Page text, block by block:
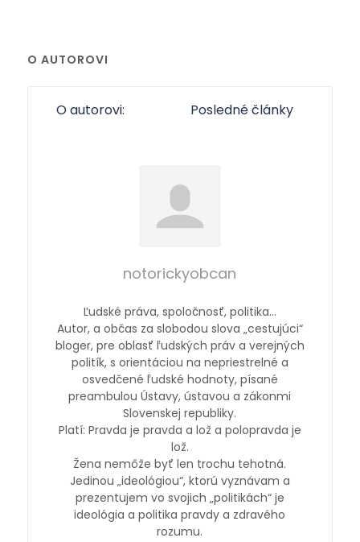
O AUTOROVI
O autorovi: Posledné články
notorickyobcan
Ľudské práva, spoločnosť, politika…
Autor, a občas za slobodou slova „cestujúci“
bloger, pre oblasť ľudských práv a verejných
politík, s orientáciou na nepriestrelné a
osvedčené ľudské hodnoty, písané
preambulou Ústavy, ústavou a zákonmi
Slovenskej republiky.
Platí: Pravda je pravda a lož a polopravda je
lož.
Žena nemôže byť len trochu tehotná.
Jedinou „ideológiou“, ktorú vyznávam a
prezentujem vo svojich „politikách“ je
ideológia a politika pravdy a zdravého
rozumu.